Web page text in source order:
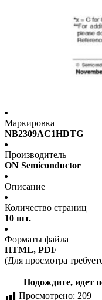
Маркировка
NB2309AC1HDTG
Производитель
ON Semiconductor
Описание
Количество страниц
10 шт.
Форматы файла
HTML, PDF
(Для просмотра
Подождите, идет
Просмотрено: 209